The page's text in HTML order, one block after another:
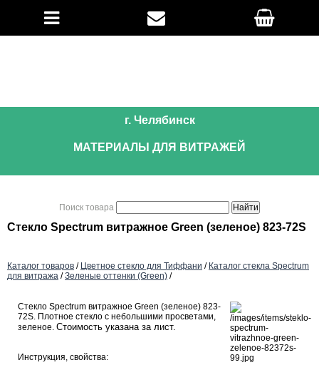
г. Челябинск
МАТЕРИАЛЫ ДЛЯ ВИТРАЖЕЙ
Поиск товара
Стекло Spectrum витражное Green (зеленое) 823-72S
Каталог товаров / Цветное стекло для Тиффани / Каталог стекла Spectrum
для витража /Зеленые оттенки (Green) /
Стекло Spectrum витражное Green (зеленое) 823-
72S. Плотное стекло с небольшими просветами,
зеленое. Стоимость указана за лист.
Инструкция, свойства: